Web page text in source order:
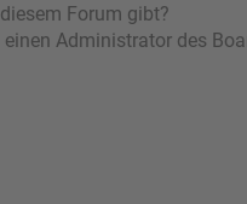
Forum gibt?
einen Administrator des